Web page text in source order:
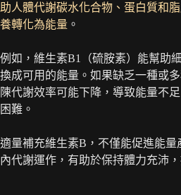
助人體代謝碳水化合物、蛋白質和
養轉化為能量 。
例如，維生素B1（硫胺素）能幫助
換成可用的能量。如果缺乏一種或
陳代謝效率可能下降，導致能量不
困難。
適量補充維生素B，不僅能促進能量
內代謝運作，有助於保持體力充沛